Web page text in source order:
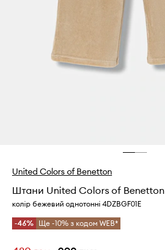
United Colors of Benetton
Штани United Colors of Benetton
колір бежевий однотонні 4DZBGF01E
-46% Ще -10% з кодом WEB*